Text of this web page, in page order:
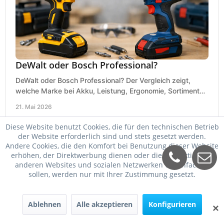
DeWalt oder Bosch Professional?
DeWalt oder Bosch Professional? Der Vergleich zeigt,
welche Marke bei Akku, Leistung, Ergonomie, Sortiment
21. Mai 2026
✕
Diese Website benutzt Cookies, die für den technischen Betrieb
der Website erforderlich sind und stets gesetzt werden.
Andere Cookies, die den Komfort bei Benutzung dieser Website
erhöhen, der Direktwerbung dienen oder die Interaktion mit
anderen Websites und sozialen Netzwerken vereinfachen
sollen, werden nur mit Ihrer Zustimmung gesetzt.
Ablehnen Alle akzeptieren Konfigurieren